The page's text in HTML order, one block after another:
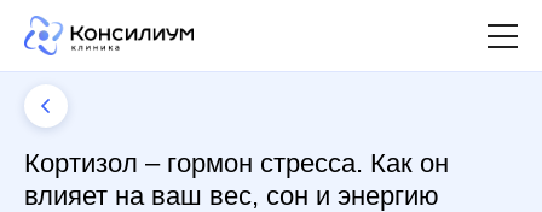
Кортизол – гормон стресса. Как он
влияет на ваш вес, сон и энергию